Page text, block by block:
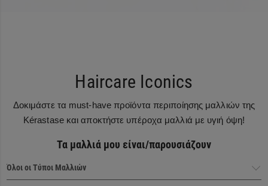
TRIDECETH-6 -
GUAR HYDROXYPROPYLTRIMONIUM CHLORIDE -
CETRIMONIUM CHLORIDE -
HC BLUE NO. 15 -
LIMONENE -
SODIUM HYALURONATE -
CENTELLA ASIATICA EXTRACT -
Haircare Iconics
Δοκιμάστε τα must-have προϊόντα περιποίησης μαλλιών της
Kérastase και αποκτήστε υπέροχα μαλλιά με υγιή όψη!
Τα μαλλιά μου είναι/παρουσιάζουν